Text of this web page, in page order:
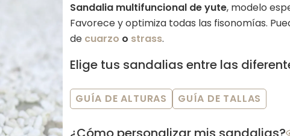
Sandalia multifuncional de yute, modelo
Favorece y optimiza todas las fisonomías.
de cuarzo o strass.
Elige tus sandalias entre las
GUÍA DE ALTURAS GUÍA DE TALLAS